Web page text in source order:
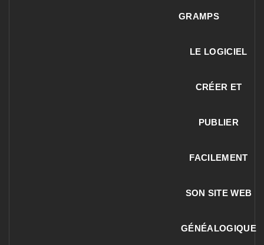
GRAMPS
LE LOGICIEL
CRÉER ET
PUBLIER
FACILEMENT
SON SITE WEB
GÉNÉALOGIQUE